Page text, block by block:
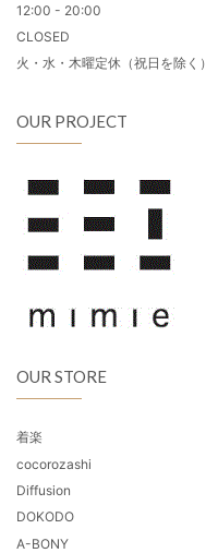
12:00 - 20:00
CLOSED
火・水・木曜定休（祝日を除く）
OUR PROJECT
OUR STORE
着楽
cocorozashi
Diffusion
DOKODO
A-BONY